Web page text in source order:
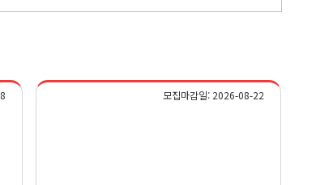
모집마감일: 2026-08-22